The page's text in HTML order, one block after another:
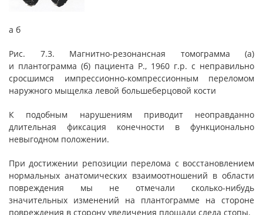
а б
Рис. 7.3. Магнитно-резонансная томограмма (а)
и плантограмма (б) пациента Р., 1960 г.р. с неправильно
сросшимся импрессионно-компрессионным переломом
наружного мыщелка левой большеберцовой кости
К подобным нарушениям приводит неоправданно
длительная фиксация конечности в функционально
невыгодном положении.
При достижении репозиции перелома с восстановлением
нормальных анатомических взаимоотношений в области
повреждения мы не отмечали сколько-нибудь
значительных изменений на плантограмме на стороне
повреждения в сторону увеличения площади следа стопы.